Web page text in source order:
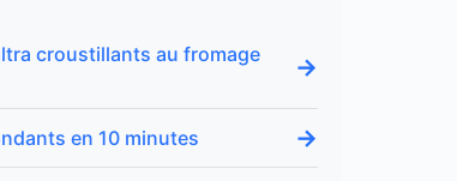
croustillants au fromage
→
en 10 minutes →